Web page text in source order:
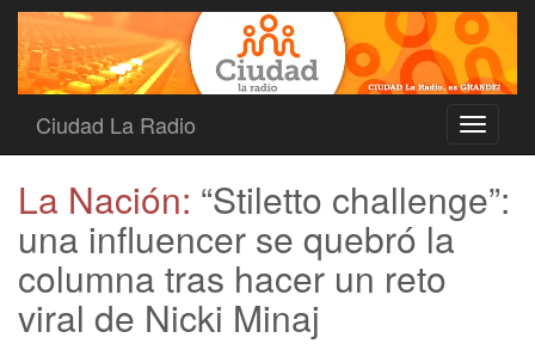
Toggle
Ciudad La Radio
La Nación: “Stiletto challenge”:
una influencer se quebró la
columna tras hacer un reto
viral de Nicki Minaj